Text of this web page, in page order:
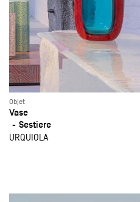
Objet
Vase
Sestiere
URQUIOLA